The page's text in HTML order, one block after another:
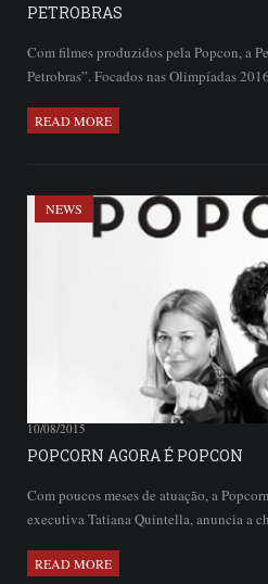
PETROBRAS
Com filmes produzidos pela Popcon, a
Petrobras”. Focados nas Olimpíadas
READ MORE
NEWS
10/08/2015
POPCORN AGORA É POPCON
Com poucos meses de atuação, a
executiva Tatiana Quintella, anuncia a
READ MORE